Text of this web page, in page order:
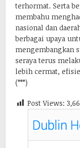
terhormat. Serta
membahu
nasional dan
berbagai upaya
mengembangkan
seraya terus
lebih cermat,
(***)
Post Views: